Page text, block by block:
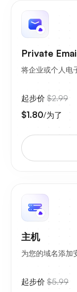
Private Email
将企业或个人电
起步价 $2.99
$1.80/为了
主机
为您的域名添加
起步价 $5.99